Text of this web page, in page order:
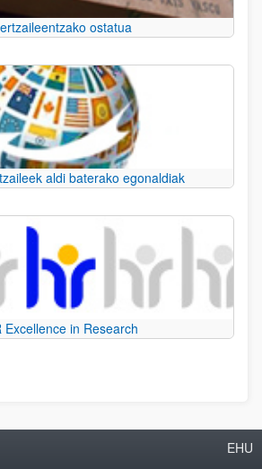
ostatua
aldi baterako egonaldiak
Excellence in Research
EHU